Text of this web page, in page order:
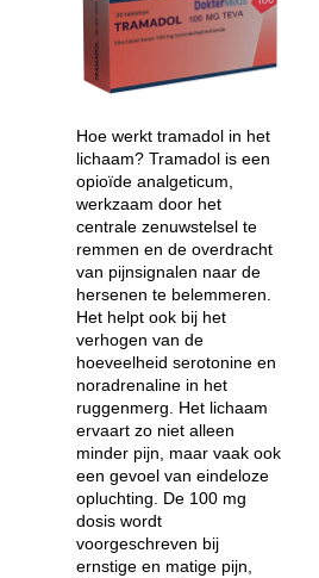
Hoe werkt tramadol in het
lichaam? Tramadol is een
opioïde analgeticum,
werkzaam door het
centrale zenuwstelsel te
remmen en de overdracht
van pijnsignalen naar de
hersenen te belemmeren.
Het helpt ook bij het
verhogen van de
hoeveelheid serotonine en
noradrenaline in het
ruggenmerg. Het lichaam
ervaart zo niet alleen
minder pijn, maar vaak ook
een gevoel van eindeloze
opluchting. De 100 mg
dosis wordt
voorgeschreven bij
ernstige en matige pijn,